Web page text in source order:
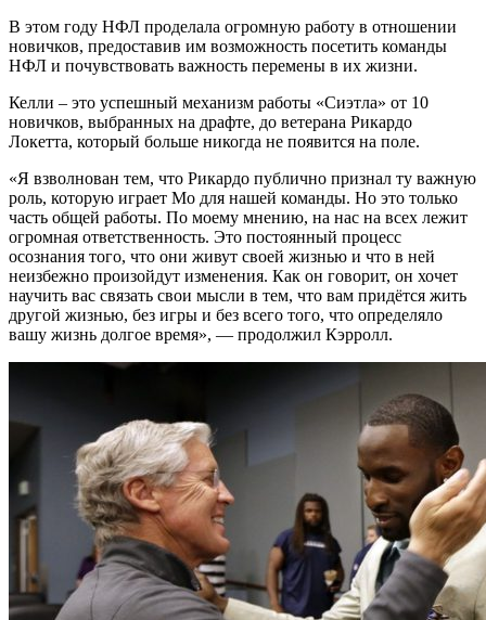
В этом году НФЛ проделала огромную работу в отношении
новичков, предоставив им возможность посетить команды
НФЛ и почувствовать важность перемены в их жизни.
Келли – это успешный механизм работы «Сиэтла» от 10
новичков, выбранных на драфте, до ветерана Рикардо
Локетта, который больше никогда не появится на поле.
«Я взволнован тем, что Рикардо публично признал ту важную
роль, которую играет Мо для нашей команды. Но это только
часть общей работы. По моему мнению, на нас на всех лежит
огромная ответственность. Это постоянный процесс
осознания того, что они живут своей жизнью и что в ней
неизбежно произойдут изменения. Как он говорит, он хочет
научить вас связать свои мысли в тем, что вам придётся жить
другой жизнью, без игры и без всего того, что определяло
вашу жизнь долгое время», — продолжил Кэрролл.